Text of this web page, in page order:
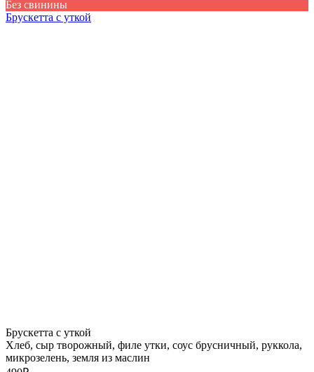
Без свинины
Брускетта с уткой
Брускетта с уткой
Хлеб, сыр творожный, филе утки, соус брусничный, руккола,
микрозелень, земля из маслин